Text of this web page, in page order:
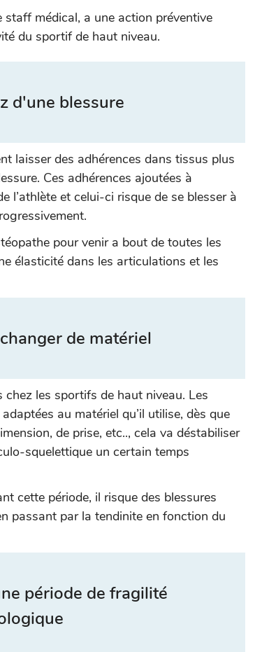
médical, a une action préventive
du sportif de haut niveau.
d'une blessure
laisser des adhérences dans tissus plus
Ces adhérences ajoutées à
l’athlète et celui-ci risque de se blesser à
pour venir a bout de toutes les
élasticité dans les articulations et les
de matériel
chez les sportifs de haut niveau. Les
au matériel qu’il utilise, dès que
de prise, etc.., cela va déstabiliser
squelettique un certain temps
cette période, il risque des blessures
passant par la tendinite en fonction du
période de fragilité